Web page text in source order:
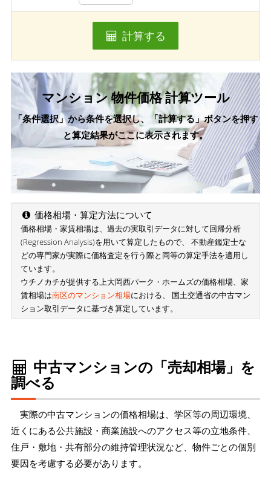
計算する
マンション 物件価格 計算ツール
「条件選択」から条件を選択し、「計算する」ボタンを押す
と算定結果がここに表示されます。
価格相場・算定方法について
価格相場・家賃相場は、過去の実取引データに対して回帰分析
(Regression Analysis)を用いて算定したもので、 不動産鑑定士な
どの専門家が実際に価格査定を行う際と同等の算定手法を適用し
ています。
ウチノカチが提供する上大岡西パーク・ホームズの価格相場、家
賃相場は南区のマンション相場における、 国土交通省の中古マン
ション取引データに基づき算定しています。
中古マンションの「売却相場」を
調べる
実際の中古マンションの価格相場は、学区等の周辺環境、
近くにある公共施設・商業施設へのアクセス等の立地条件、
住戸・敷地・共有部分の維持管理状況など、物件ごとの個別
要因を考慮する必要があります。